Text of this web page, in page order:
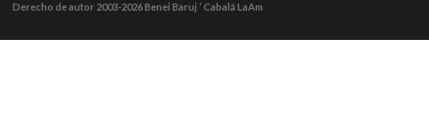
Derecho de autor 2003-2026Benei Baruj ‘ Cabalá LaAm